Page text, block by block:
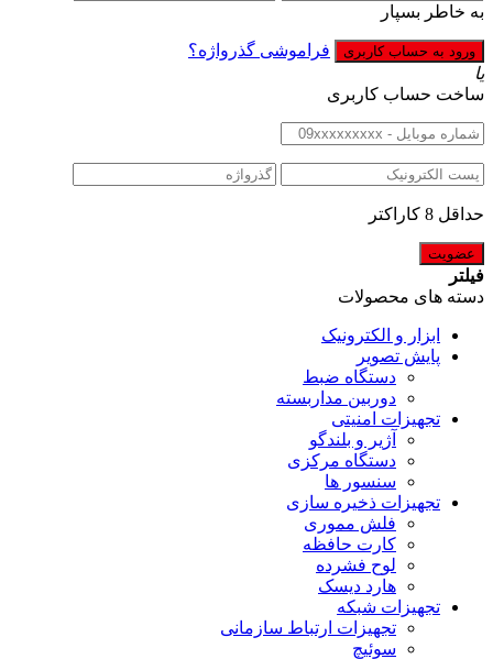
به خاطر بسپار
فراموشی گذرواژه؟
یا
ساخت حساب کاربری
حداقل 8 کاراکتر
فیلتر
دسته های محصولات
ابزار و الکترونیک
پایش تصویر
دستگاه ضبط
دوربین مداربسته
تجهیزات امنیتی
آژیر و بلندگو
دستگاه مرکزی
سنسور ها
تجهیزات ذخیره سازی
فلش مموری
کارت حافظه
لوح فشرده
هارد دیسک
تجهیزات شبکه
تجهیزات ارتباط سازمانی
سوئیچ